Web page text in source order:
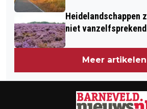
Heidelandschappen
niet vanzelfsprekend
Meer artikelen